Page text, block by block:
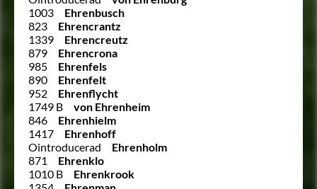
1003
Ehrenbusch
823
Ehrencrantz
1339
Ehrencreutz
879
Ehrencrona
985
Ehrenfels
890
Ehrenfelt
952
Ehrenflycht
1749 B
von Ehrenheim
846
Ehrenhielm
1417
Ehrenhoff
Ointroducerad
Ehrenholm
871
Ehrenklo
1010 B
Ehrenkrook